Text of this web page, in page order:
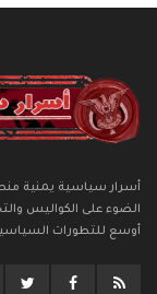
أسرار سياسية يمنية
الضوء على الكواليس
أوسع للتطورات